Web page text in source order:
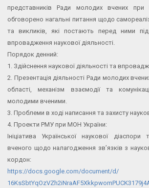
представників Ради молодих вчених
обговорено нагальні питання щодо
та викликів, які постають перед ними
впровадження наукової діяльності.
Порядок денний:
1. Здійснення наукової діяльності та
2. Презентація діяльності Ради молодих
області, механізм взаємодії та
молодими вченими.
3. Проблеми в ході написання та захисту
4. Проекти РМУ при МОН України:
Ініціатива Української наукової
вченого щодо налагодження зв’язків з
кордон:
https://docs.google.com/document/d/
16KsSbtYqOzVZh2iNraAF5XkkpwomP